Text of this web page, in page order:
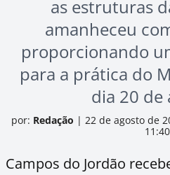
as estruturas
amanheceu
proporcionando
para a prática do
dia 20 de
por: Redação | 22 de agosto de
11:40
Campos do Jordão